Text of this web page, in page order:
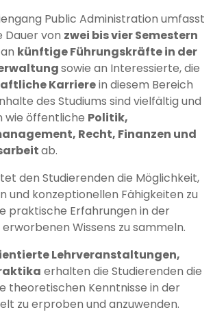
Public Administration umfasst
Dauer von zwei bis vier Semestern
künftige Führungskräfte in der
sowie an Interessierte, die
Karrierein diesem Bereich
des Studiums sind vielfältig und
wie öffentliche Politik,
Recht, Finanzen und
ab.
den Studierenden die Möglichkeit,
und konzeptionellen Fähigkeiten zu
praktische Erfahrungen in der
Wissens zu sammeln.
Lehrveranstaltungen,
erhalten die Studierenden die
theoretischen Kenntnisse in der
zu erproben und anzuwenden.